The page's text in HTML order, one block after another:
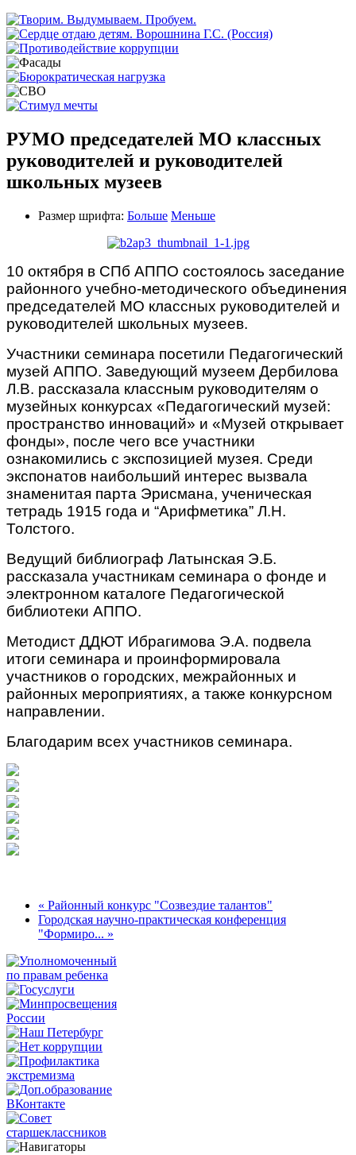
РУМО председателей МО классных
руководителей и руководителей
школьных музеев
Размер шрифта: Больше Меньше
10 октября в СПб АППО состоялось заседание
районного учебно-методического объединения
председателей МО классных руководителей и
руководителей школьных музеев.
Участники семинара посетили Педагогический
музей АППО. Заведующий музеем Дербилова
Л.В. рассказала классным руководителям о
музейных конкурсах «Педагогический музей:
пространство инноваций» и «Музей открывает
фонды», после чего все участники
ознакомились с экспозицией музея. Среди
экспонатов наибольший интерес вызвала
знаменитая парта Эрисмана, ученическая
тетрадь 1915 года и “Арифметика” Л.Н.
Толстого.
Ведущий библиограф Латынская Э.Б.
рассказала участникам семинара о фонде и
электронном каталоге Педагогической
библиотеки АППО.
Методист ДДЮТ Ибрагимова Э.А. подвела
итоги семинара и проинформировала
участников о городских, межрайонных и
районных мероприятиях, а также конкурсном
направлении.
Благодарим всех участников семинара.
« Районный конкурс "Созвездие талантов"
Городская научно-практическая конференция
"Формиро... »